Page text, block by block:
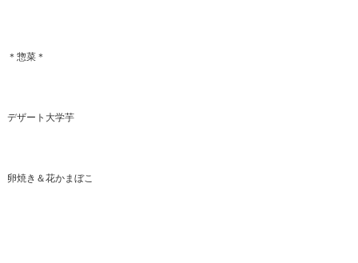
＊惣菜＊
デザート大学芋
卵焼き＆花かまぼこ